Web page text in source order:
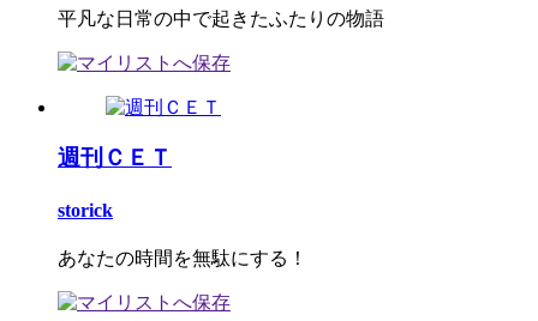
平凡な日常の中で起きたふたりの物語
週刊ＣＥＴ
storick
あなたの時間を無駄にする！